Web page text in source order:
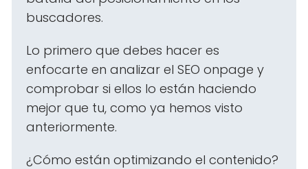
buscadores.
Lo primero que debes hacer es
enfocarte en analizar el SEO onpage y
comprobar si ellos lo están haciendo
mejor que tu, como ya hemos visto
anteriormente.
¿Cómo están optimizando el contenido?